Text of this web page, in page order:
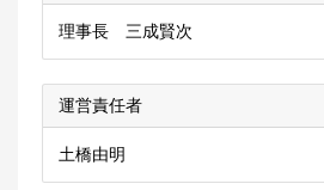
理事長 三成賢次
運営責任者
土橋由明